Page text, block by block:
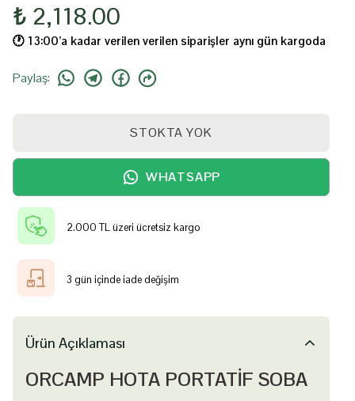
₺ 2,118.00
🕐️ 13:00’a kadar verilen verilen siparişler aynı gün kargoda
Paylaş:
STOKTA YOK
WHATSAPP
2.000 TL üzeri ücretsiz kargo
3 gün içinde iade değişim
Ürün Açıklaması
ORCAMP HOTA PORTATİF SOBA